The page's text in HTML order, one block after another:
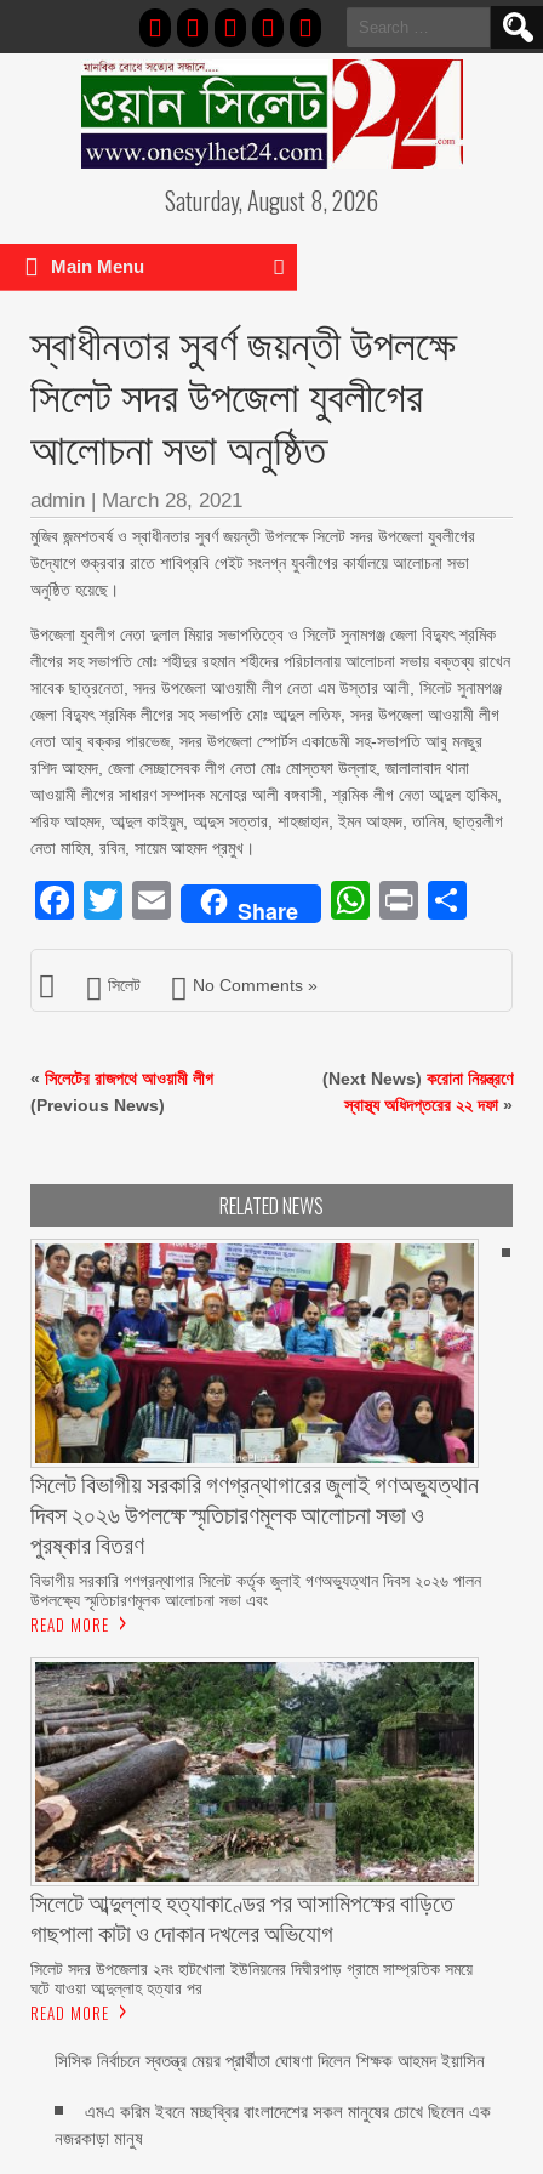
Search
for:
Saturday, August 8, 2026
Main Menu
স্বাধীনতার সুবর্ণ জয়ন্তী উপলক্ষে
সিলেট সদর উপজেলা যুবলীগের
আলোচনা সভা অনুষ্ঠিত
admin | March 28, 2021
মুজিব জন্মশতবর্ষ ও স্বাধীনতার সুবর্ণ জয়ন্তী উপলক্ষে সিলেট সদর উপজেলা যুবলীগের
উদ্যোগে শুক্রবার রাতে শাবিপ্রবি গেইট সংলগ্ন যুবলীগের কার্যালয়ে আলোচনা সভা
অনুষ্ঠিত হয়েছে।
উপজেলা যুবলীগ নেতা দুলাল মিয়ার সভাপতিত্বে ও সিলেট সুনামগঞ্জ জেলা বিদ্যুৎ শ্রমিক
লীগের সহ সভাপতি মোঃ শহীদুর রহমান শহীদের পরিচালনায় আলোচনা সভায় বক্তব্য রাখেন
সাবেক ছাত্রনেতা, সদর উপজেলা আওয়ামী লীগ নেতা এম উস্তার আলী, সিলেট সুনামগঞ্জ
জেলা বিদ্যুৎ শ্রমিক লীগের সহ সভাপতি মোঃ আব্দুল লতিফ, সদর উপজেলা আওয়ামী লীগ
নেতা আবু বক্কর পারভেজ, সদর উপজেলা স্পোর্টস একাডেমী সহ-সভাপতি আবু মনছুর
রশিদ আহমদ, জেলা সেচ্ছাসেবক লীগ নেতা মোঃ মোস্তফা উল্লাহ, জালালাবাদ থানা
আওয়ামী লীগের সাধারণ সম্পাদক মনোহর আলী বঙ্গবাসী, শ্রমিক লীগ নেতা আব্দুল হাকিম,
শরিফ আহমদ, আব্দুল কাইয়ুম, আব্দুস সত্তার, শাহজাহান, ইমন আহমদ, তানিম, ছাত্রলীগ
নেতা মাহিম, রবিন, সায়েম আহমদ প্রমুখ।
Facebook
Twitter
EmailShare Print
সিলেট No Comments »
« সিলেটের রাজপথে আওয়ামী লীগ
(Previous News)
(Next News) করোনা নিয়ন্ত্রণে
স্বাস্থ্য অধিদপ্তরের ২২ দফা»
RELATED NEWS
সিলেট বিভাগীয় সরকারি গণগ্রন্থাগারের জুলাই গণঅভ্যুত্থান
দিবস ২০২৬ উপলক্ষে স্মৃতিচারণমূলক আলোচনা সভা ও
পুরষ্কার বিতরণ ‎ ‎
বিভাগীয় সরকারি গণগ্রন্থাগার সিলেট কর্তৃক জুলাই গণঅভ্যুত্থান দিবস ২০২৬ পালন
উপলক্ষ্যে স্মৃতিচারণমূলক আলোচনা সভা এবং
READ MORE
সিলেটে আব্দুল্লাহ হত্যাকাণ্ডের পর আসামিপক্ষের বাড়িতে
গাছপালা কাটা ও দোকান দখলের অভিযোগ
সিলেট সদর উপজেলার ২নং হাটখোলা ইউনিয়নের দিঘীরপাড় গ্রামে সাম্প্রতিক সময়ে
ঘটে যাওয়া আব্দুল্লাহ হত্যার পর
READ MORE
সিসিক নির্বাচনে স্বতন্ত্র মেয়র প্রার্থীতা ঘোষণা দিলেন শিক্ষক আহমদ ইয়াসিন
এমএ করিম ইবনে মচ্ছব্বির বাংলাদেশের সকল মানুষের চোখে ছিলেন এক
নজরকাড়া মানুষ ‎